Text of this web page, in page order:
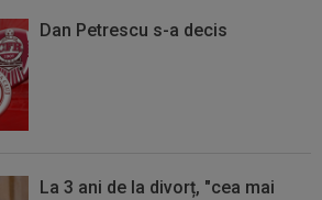
Dan Petrescu s-a decis
La 3 ani de la divorț, "cea mai